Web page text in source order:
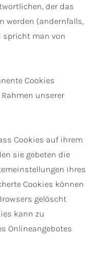
der das
werden (andernfalls,
spricht man von
Cookies
unserer
Cookies auf ihrem
sie gebeten die
ihres
Cookies können
gelöscht
kann zu
Onlineangebotes